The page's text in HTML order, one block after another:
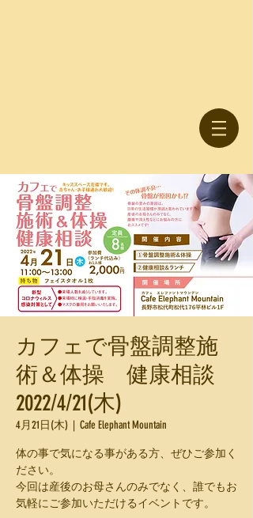
カフェで骨盤調整施
術＆体操 健康相談
2022/4/21(木)
4月21日(木)
  |
Cafe Elephant Mountain
体の事で気になる事がある方、ぜひご参加く
ださい。
今回は産後のお母さんのみでなく、誰でもお
気軽にご参加いただけるイベントです。